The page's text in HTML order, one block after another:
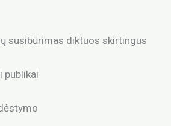
susibūrimas diktuos skirtingus
publikai